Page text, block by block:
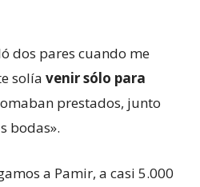
dos pares cuando me
solía venir sólo para
prestados, junto
bodas».
a Pamir, a casi 5.000